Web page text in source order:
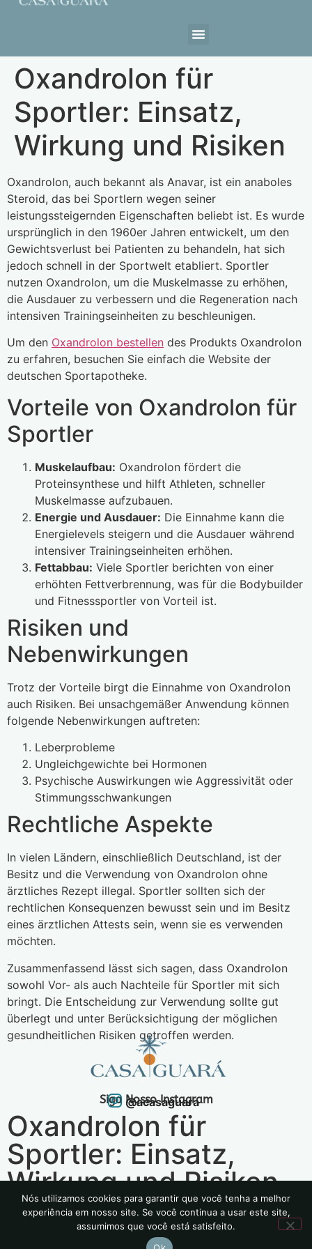
Oxandrolon für
Sportler: Einsatz,
Wirkung und Risiken
Oxandrolon, auch bekannt als Anavar, ist ein anaboles
Steroid, das bei Sportlern wegen seiner
leistungssteigernden Eigenschaften beliebt ist. Es wurde
ursprünglich in den 1960er Jahren entwickelt, um den
Gewichtsverlust bei Patienten zu behandeln, hat sich
jedoch schnell in der Sportwelt etabliert. Sportler
nutzen Oxandrolon, um die Muskelmasse zu erhöhen,
die Ausdauer zu verbessern und die Regeneration nach
intensiven Trainingseinheiten zu beschleunigen.
Um den Oxandrolon bestellen des Produkts Oxandrolon
zu erfahren, besuchen Sie einfach die Website der
deutschen Sportapotheke.
Vorteile von Oxandrolon für
Sportler
Muskelaufbau: Oxandrolon fördert die
Proteinsynthese und hilft Athleten, schneller
Muskelmasse aufzubauen.
Energie und Ausdauer: Die Einnahme kann die
Energielevels steigern und die Ausdauer während
intensiver Trainingseinheiten erhöhen.
Fettabbau: Viele Sportler berichten von einer
erhöhten Fettverbrennung, was für die Bodybuilder
und Fitnesssportler von Vorteil ist.
Risiken und
Nebenwirkungen
Trotz der Vorteile birgt die Einnahme von Oxandrolon
auch Risiken. Bei unsachgemäßer Anwendung können
folgende Nebenwirkungen auftreten:
Leberprobleme
Ungleichgewichte bei Hormonen
Psychische Auswirkungen wie Aggressivität oder
Stimmungsschwankungen
Rechtliche Aspekte
In vielen Ländern, einschließlich Deutschland, ist der
Besitz und die Verwendung von Oxandrolon ohne
ärztliches Rezept illegal. Sportler sollten sich der
rechtlichen Konsequenzen bewusst sein und im Besitz
eines ärztlichen Attests sein, wenn sie es verwenden
möchten.
Zusammenfassend lässt sich sagen, dass Oxandrolon
sowohl Vor- als auch Nachteile für Sportler mit sich
bringt. Die Entscheidung zur Verwendung sollte gut
überlegt und unter Berücksichtigung der möglichen
gesundheitlichen Risiken getroffen werden.
Siga Nosso Instagram
@acasaguara
Oxandrolon für
Sportler: Einsatz,
Wirkung und Risiken
2024 | Todos os Direitos Reservados
Política de Privacidade
Nós utilizamos cookies para garantir que você tenha a melhor
experiência em nosso site. Se você continua a usar este site,
assumimos que você está satisfeito.